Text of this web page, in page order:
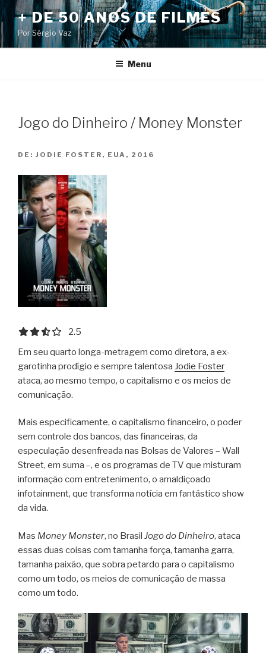
Pular
para
o
conteúdo
+ DE 50 ANOS DE FILMES
Por Sérgio Vaz
Menu
Jogo do Dinheiro / Money Monster
DE: JODIE FOSTER, EUA, 2016
2.5 out of 5.0 stars
2.5
Em seu quarto longa-metragem como diretora, a ex-
garotinha prodígio e sempre talentosa Jodie Foster
ataca, ao mesmo tempo, o capitalismo e os meios de
comunicação.
Mais especificamente, o capitalismo financeiro, o poder
sem controle dos bancos, das financeiras, da
especulação desenfreada nas Bolsas de Valores – Wall
Street, em suma –, e os programas de TV que misturam
informação com entretenimento, o amaldiçoado
infotainment, que transforma notícia em fantástico show
da vida.
Mas Money Monster, no Brasil Jogo do Dinheiro, ataca
essas duas coisas com tamanha força, tamanha garra,
tamanha paixão, que sobra petardo para o capitalismo
como um todo, os meios de comunicação de massa
como um todo.